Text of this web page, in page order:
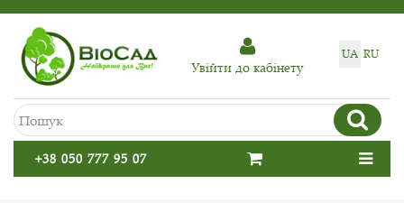
UA RU
Увiйти до кабiнету
+38 050 777 95 07